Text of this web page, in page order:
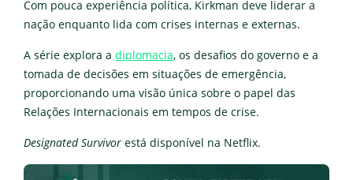
Com pouca experiência política, Kirkman deve liderar a
nação enquanto lida com crises internas e externas.
A série explora a diplomacia, os desafios do governo e a
tomada de decisões em situações de emergência,
proporcionando uma visão única sobre o papel das
Relações Internacionais em tempos de crise.
Designated Survivor está disponível na Netflix.